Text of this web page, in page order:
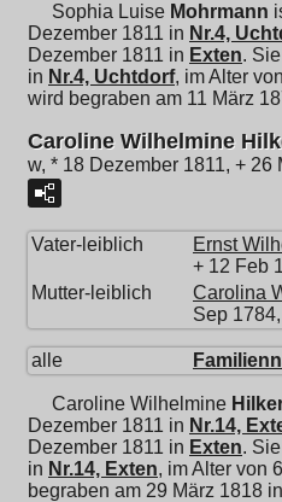
Sophia Luise Mohrmann
Dezember 1811 in Nr.4,
Dezember 1811 in Exten.
in Nr.4, Uchtdorf, im Alter
wird begraben am 11 März
Caroline Wilhelmine
w, * 18 Dezember 1811, + 26
Vater-leiblich Ernst
+ 12 Feb
Mutter-leiblich
Carolina
Sep
alle
Caroline Wilhelmine
Dezember 1811 in Nr.14,
Dezember 1811 in Exten.
in Nr.14, Exten, im Alter von
begraben am 29 März 1818 in